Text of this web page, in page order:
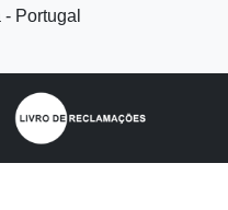
Portugal